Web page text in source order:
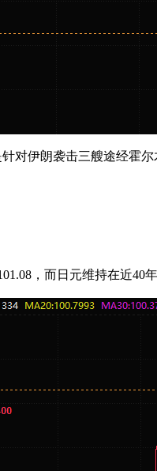
对伊朗袭击三艘途经霍
，而日元维持在近